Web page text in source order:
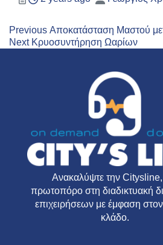
Πλοήγηση
Previous Previous
post:
Αποκατάσταση Μαστού
Next Next
Κρυοσυντήρηση Ωαρίων
Ανακαλύψτε την Citysline
πρωτοπόρο στη διαδικτυακή
επιχειρήσεων με έμφαση στον
κλάδο.